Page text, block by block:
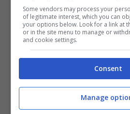
Some vendors may process your
of legitimate interest, which you can
your options below. Look for a link at
or in the site menu to manage or
and cookie settings.
Consent
Manage